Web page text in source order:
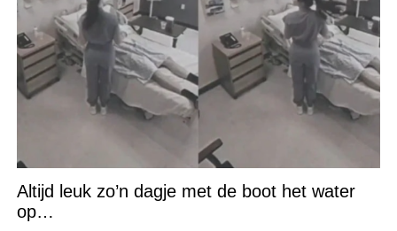
Altijd leuk zo’n dagje met de boot het water
op…